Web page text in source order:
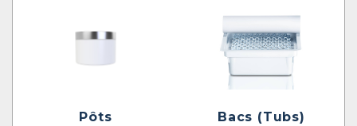
Pôts Bacs (Tubs)